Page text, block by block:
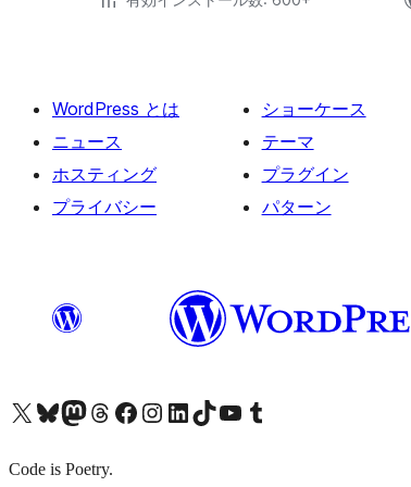
WordPress とは
ニュース
ホスティング
プライバシー
ショーケース
テーマ
プラグイン
パターン
X (旧 Twitter) アカウントへBluesky アカウントへMastodon アカウントへThreads アカウントへ Facebook ページへInstagram アカウントへ LinkedIn アカウントへTikTok アカウントへYouTube チャンネルへ Tumblr アカウントへ
Code is Poetry.